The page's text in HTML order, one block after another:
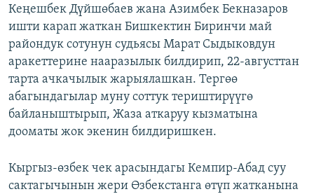
Кеңешбек Дүйшөбаев жана Азимбек Бекназаров
ишти карап жаткан Бишкектин Биринчи май
райондук сотунун судьясы Марат Сыдыковдун
аракеттерине нааразылык билдирип, 22-августтан
тарта ачкачылык жарыялашкан. Тергөө
абагындагылар муну соттук териштирүүгө
байланыштырып, Жаза аткаруу кызматына
дооматы жок экенин билдиришкен.
Кыргыз-өзбек чек арасындагы Кемпир-Абад суу
сактагычынын жери Өзбекстанга өтүп жатканына